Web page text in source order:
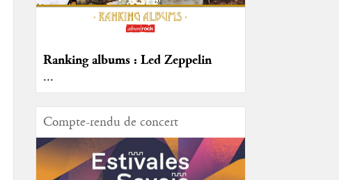
Ranking albums : Led Zeppelin
...
Compte-rendu de concert